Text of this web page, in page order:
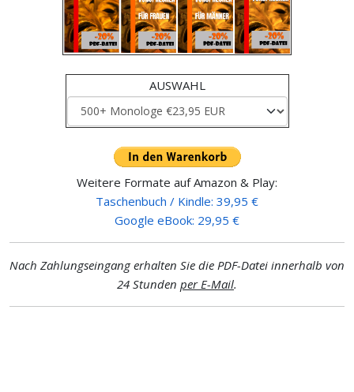
AUSWAHL
Weitere Formate auf Amazon & Play:
Taschenbuch / Kindle: 39,95 €
Google eBook: 29,95 €
Nach Zahlungseingang erhalten Sie die PDF-Datei innerhalb von
24 Stunden per E-Mail.